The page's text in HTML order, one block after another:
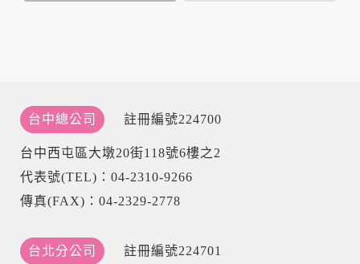
您所提供的姓名、電子郵件地址、聯絡方式及使用時間等。
於一般瀏覽時，伺服器會自行記錄相關行徑，包括您使用連線
設備的 IP 位址、使用時間、使用的瀏覽器、瀏覽及點選資料記
錄等，做為我們增進網站服務的參考依據，此記錄為內部應
用，決不對外公布。
為提供精確的服務，我們會將收集的問卷調查內容進行統計與
分析，分析結果之統計數據或說明文字呈現，除供內部研究
人之資料。
除非取得您的同意或其他法令之特別規定，本網站絕不會將您
台中總公司 註冊編號224700
台中西屯區大墩20街118號6樓之2
代表號(TEL)：04-2310-9266
傳真(FAX)：04-2329-2778
台北分公司 註冊編號224701